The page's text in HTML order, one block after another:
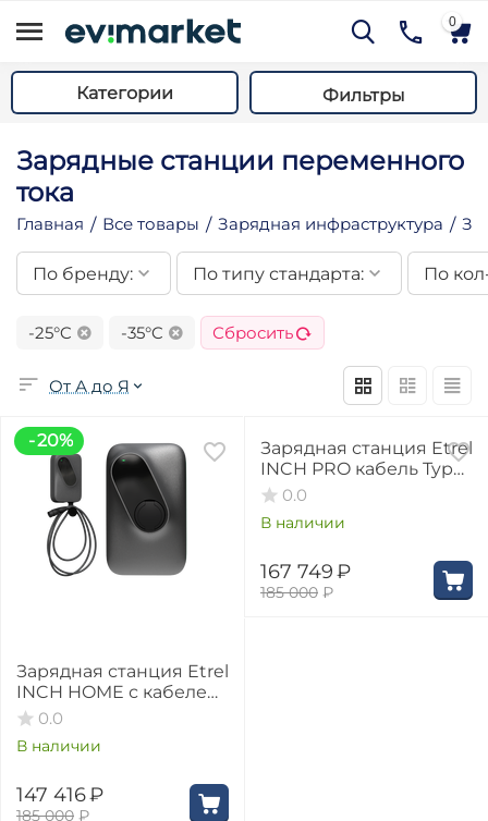
0
Категории Фильтры
Зарядные станции переменного
тока
Главная / Все товары / Зарядная инфраструктура /
По бренду: По типу стандарта: По
-25°C -35°C Сбросить
От А до Я
20%
Зарядная станция Etrel
INCH HOME с кабелем
Type 2, 3 фазы, 32A, 22
0.0
В наличии
185 000 ₽
147 416₽
Зарядная станция Etrel
INCH PRO кабель Type
2, 3 фазы, 32A, 22 кВт, 5
0.0
В наличии
185 000 ₽
167 749₽